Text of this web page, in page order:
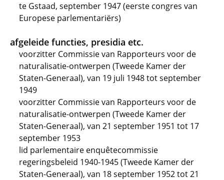
te Gstaad, september 1947 (eerste congres van
Europese parlementariërs)
afgeleide functies, presidia etc.
voorzitter Commissie van Rapporteurs voor de
naturalisatie-ontwerpen (Tweede Kamer der
Staten-Generaal), van 19 juli 1948 tot september
1949
voorzitter Commissie van Rapporteurs voor de
naturalisatie-ontwerpen (Tweede Kamer der
Staten-Generaal), van 21 september 1951 tot 17
september 1953
lid parlementaire enquêtecommissie
regeringsbeleid 1940-1945 (Tweede Kamer der
Staten-Generaal), van 18 september 1952 tot 21